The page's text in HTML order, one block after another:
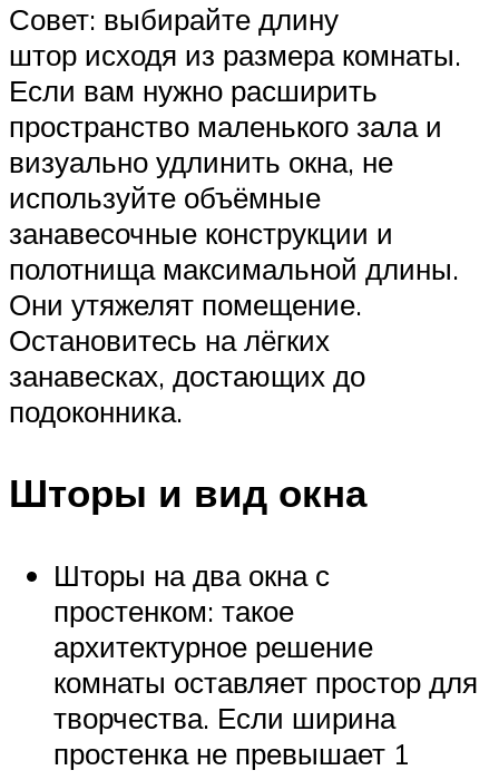
Совет: выбирайте длину
штор исходя из размера комнаты.
Если вам нужно расширить
пространство маленького зала и
визуально удлинить окна, не
используйте объёмные
занавесочные конструкции и
полотнища максимальной длины.
Они утяжелят помещение.
Остановитесь на лёгких
занавесках, достающих до
подоконника.
Шторы и вид окна
Шторы на два окна с
простенком: такое
архитектурное решение
комнаты оставляет простор для
творчества. Если ширина
простенка не превышает 1